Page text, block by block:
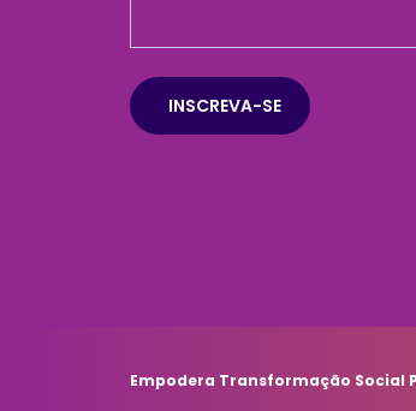
Empodera Transformação Social